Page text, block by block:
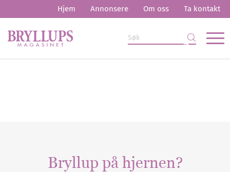
Hjem Annonsere Om oss Ta kontakt
Bryllup på hjernen?